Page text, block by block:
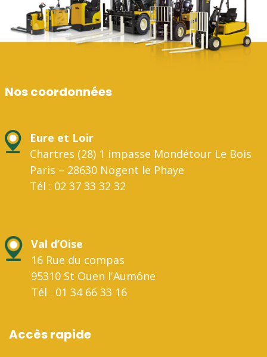
Nos coordonnées
Eure et Loir
Chartres (28) 1 impasse Mondétour Le Bois
Paris – 28630 Nogent le Phaye
Tél : 02 37 33 32 32
Val d’Oise
16 Rue du compas
95310 St Ouen l'Aumône
Tél : 01 34 66 33 16
Accès rapide